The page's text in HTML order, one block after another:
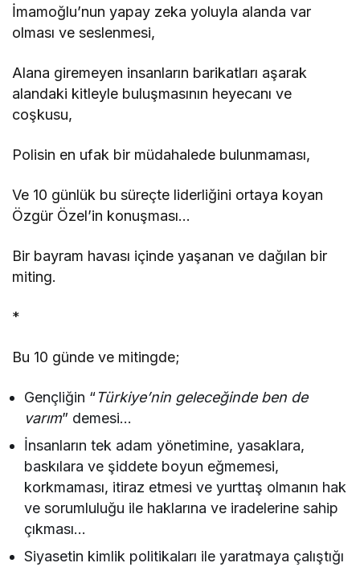
İmamoğlu’nun yapay zeka yoluyla alanda var
olması ve seslenmesi,
Alana giremeyen insanların barikatları aşarak
alandaki kitleyle buluşmasının heyecanı ve
coşkusu,
Polisin en ufak bir müdahalede bulunmaması,
Ve 10 günlük bu süreçte liderliğini ortaya koyan
Özgür Özel’in konuşması…
Bir bayram havası içinde yaşanan ve dağılan bir
miting.
*
Bu 10 günde ve mitingde;
Gençliğin “Türkiye’nin geleceğinde ben de
varım” demesi…
İnsanların tek adam yönetimine, yasaklara,
baskılara ve şiddete boyun eğmemesi,
korkmaması, itiraz etmesi ve yurttaş olmanın hak
ve sorumluluğu ile haklarına ve iradelerine sahip
çıkması…
Siyasetin kimlik politikaları ile yaratmaya çalıştığı